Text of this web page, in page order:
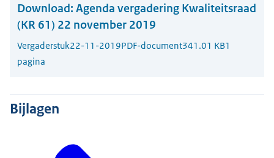
Download: Agenda vergadering Kwaliteitsraad
(KR 61) 22 november 2019
Vergaderstuk22-11-2019PDF-document341.01 KB1
pagina
Bijlagen